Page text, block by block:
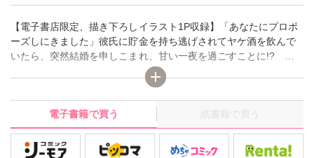
【電子書店限定、描き下ろしイラスト1P収録】「あなたにプロポ
ーズしにきました」彼氏に貯金を持ち逃げされてヤケ酒を飲んで
いたら、突然結婚を申しこまれ、甘い一夜を過ごすことに!? あ
る日頭痛とともに目覚めると、夢のなかで自分をやさしく抱いて
くれたみしらぬ美青年（ウィル・ミレス）の横に裸で寝ていた美
咲。前夜の記憶をたどり、ひとりヤケ酒を飲んでいたところにウ
ィルが現われ、初恋の相手が美咲だと思いこんで結婚を申しこま
れたことを思いだす。さらに、すぐ人ちがいだと伝えたのに意に
介さないウィルからとろけるようなキスをされ、美咲も酔った勢
電子書籍で買う 紙書籍で買う